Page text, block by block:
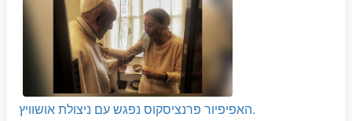
האפיפיור פרנציסקוס נפגש עם ניצולת אושוויץ.